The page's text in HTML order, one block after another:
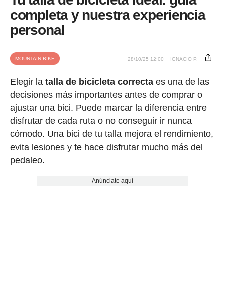
completa y nuestra experiencia
personal
MOUNTAIN BIKE 28/10/25 12:00 IGNACIO P.
Elegir la talla de bicicleta correctaes una de las
decisiones más importantes antes de comprar o
ajustar una bici. Puede marcar la diferencia entre
disfrutar de cada ruta o no conseguir ir nunca
cómodo. Una bici de tu talla mejora el rendimiento,
evita lesiones y te hace disfrutar mucho más del
pedaleo.
Anúnciate aquí